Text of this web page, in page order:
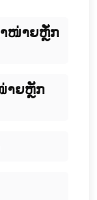
ໜ່າຍຫຼັໍກ
າຍຫຼັກ